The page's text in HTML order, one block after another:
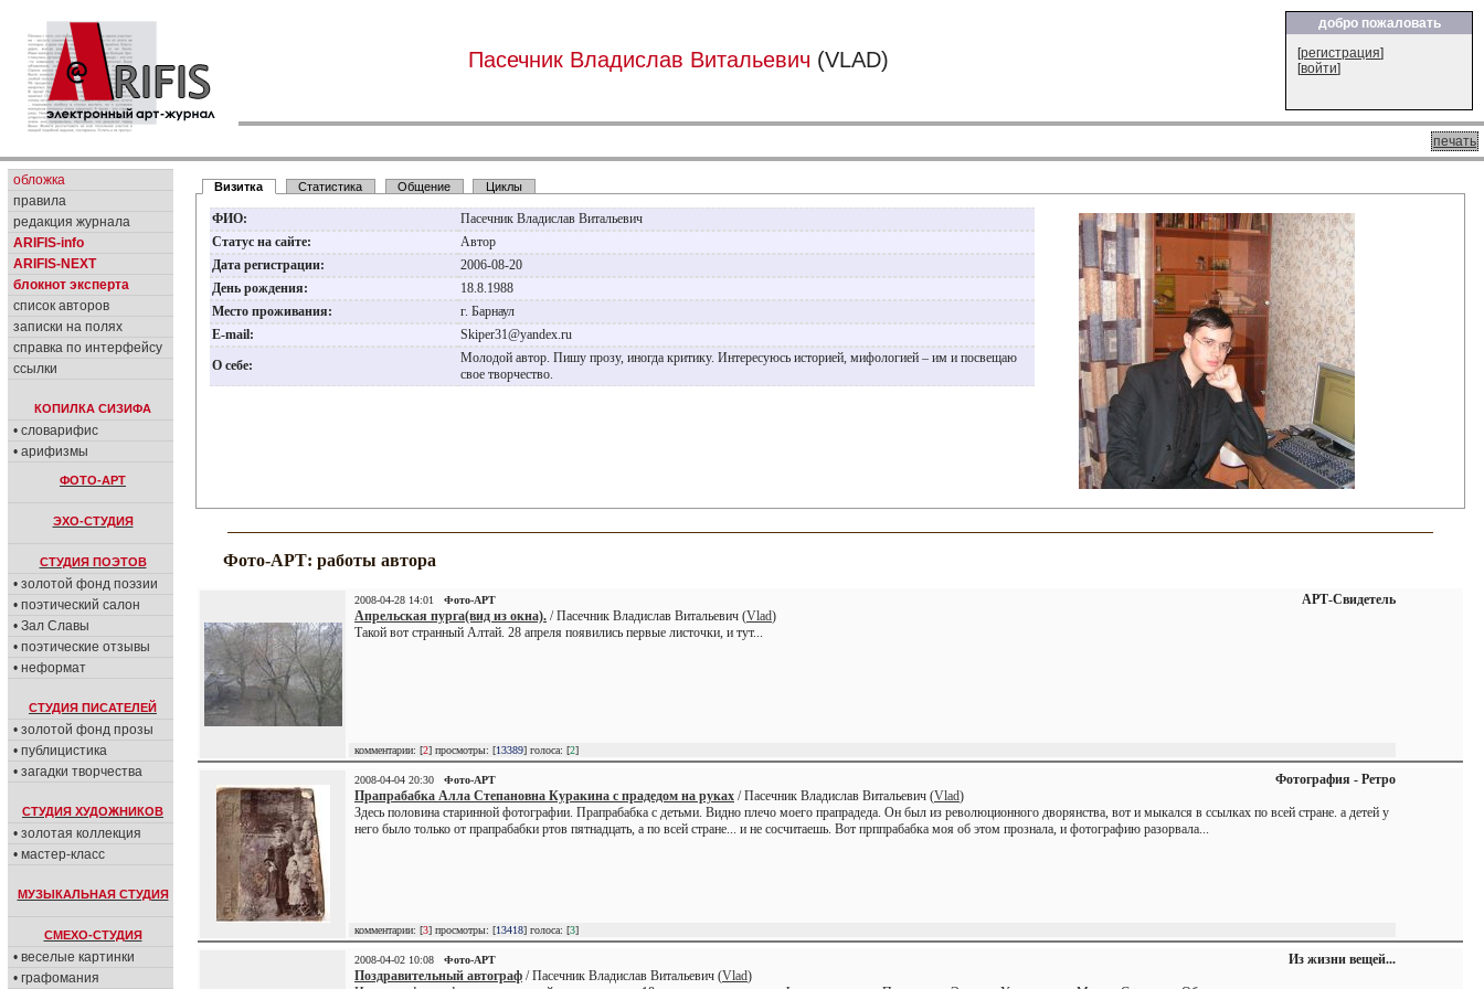
Пасечник Владислав Витальевич (VLAD)
добро пожаловать
[регистрация]
[войти]
печать
обложка
правила
редакция журнала
ARIFIS-info
ARIFIS-NEXT
блокнот эксперта
список авторов
записки на полях
справка по интерфейсу
ссылки
КОПИЛКА СИЗИФА
• словарифис
• арифизмы
ФОТО-АРТ
ЭХО-СТУДИЯ
СТУДИЯ ПОЭТОВ
• золотой фонд поэзии
• поэтический салон
• Зал Славы
• поэтические отзывы
• неформат
СТУДИЯ ПИСАТЕЛЕЙ
• золотой фонд прозы
• публицистика
• загадки творчества
СТУДИЯ ХУДОЖНИКОВ
• золотая коллекция
• мастер-класс
МУЗЫКАЛЬНАЯ СТУДИЯ
СМЕХО-СТУДИЯ
• веселые картинки
• графомания
Визитка Статистика Общение Циклы
ФИО:
Пасечник Владислав Витальевич
Статус на сайте:
Автор
Дата регистрации:
2006-08-20
День рождения:
18.8.1988
Место проживания:
г. Барнаул
E-mail:
Skiper31@yandex.ru
О себе:
Молодой автор. Пишу прозу, иногда критику. Интересуюсь историей, мифологией – им и посвещаю
свое творчество.
Фото-АРТ: работы автора
АРТ-Свидетель
2008-04-28 14:01 Фото-АРТ
Апрельская пурга(вид из окна). / Пасечник Владислав Витальевич (Vlad)
Такой вот странный Алтай. 28 апреля появились первые листочки, и тут...
комментарии: [2] просмотры: [13389] голоса: [2]
Фотография - Ретро
2008-04-04 20:30 Фото-АРТ
Прапрабабка Алла Степановна Куракина с прадедом на руках / Пасечник Владислав Витальевич (Vlad)
Здесь половина старинной фотографии. Прапрабабка с детьми. Видно плечо моего прапрадеда. Он был из революционного дворянства, вот и мыкался в ссылках по всей стране. а детей у
него было только от прапрабабки ртов пятнадцать, а по всей стране... и не сосчитаешь. Вот прппрабабка моя об этом прознала, и фотографию разорвала...
комментарии: [3] просмотры: [13418] голоса: [3]
Из жизни вещей...
2008-04-02 10:08 Фото-АРТ
Поздравительный автограф / Пасечник Владислав Витальевич (Vlad)